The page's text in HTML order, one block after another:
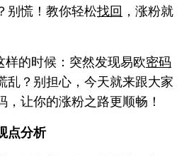
别慌！教你轻松找回 ，涨粉就
样的时候：突然发现易欧密码
乱？别担心，今天就来跟大家
，让你的涨粉之路更顺畅！
点分析